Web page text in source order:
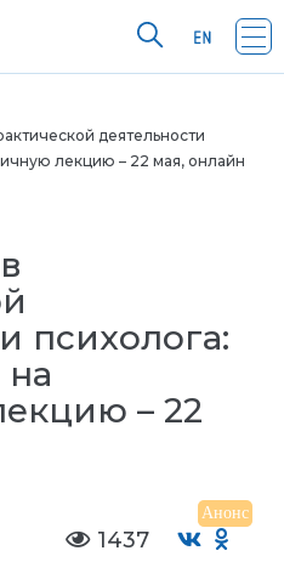
деятельности
лекцию – 22 мая, онлайн
психолога:
– 22
Анонс
1437